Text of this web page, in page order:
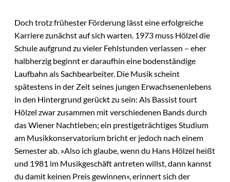
Doch trotz frühester Förderung lässt eine erfolgreiche
Karriere zunächst auf sich warten. 1973 muss Hölzel die
Schule aufgrund zu vieler Fehlstunden verlassen – eher
halbherzig beginnt er daraufhin eine bodenständige
Laufbahn als Sachbearbeiter. Die Musik scheint
spätestens in der Zeit seines jungen Erwachsenenlebens
in den Hintergrund gerückt zu sein: Als Bassist tourt
Hölzel zwar zusammen mit verschiedenen Bands durch
das Wiener Nachtleben; ein prestigeträchtiges Studium
am Musikkonservatorium bricht er jedoch nach einem
Semester ab. »Also ich glaube, wenn du Hans Hölzel heißt
und 1981 im Musikgeschäft antreten willst, dann kannst
du damit keinen Preis gewinnen«, erinnert sich der